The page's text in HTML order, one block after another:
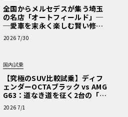
全国からメルセデスが集う埼玉
の名店「オートフィールド」─
─愛車を末永く楽しむ賢い修理
術と、プロがフックス製オイル
を選ぶ理由〈PR〉
2026 7/30
国内試乗
【究極のSUV比較試乗】ディフ
ェンダーOCTAブラック vs AMG
G63：道なき道を征く2台の「対
極的アプローチ」
2026 7/1